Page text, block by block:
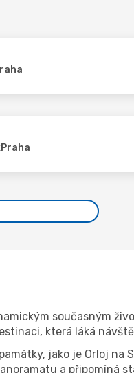
Praha
současným
která láká
jako je Orloj na
a připomíná